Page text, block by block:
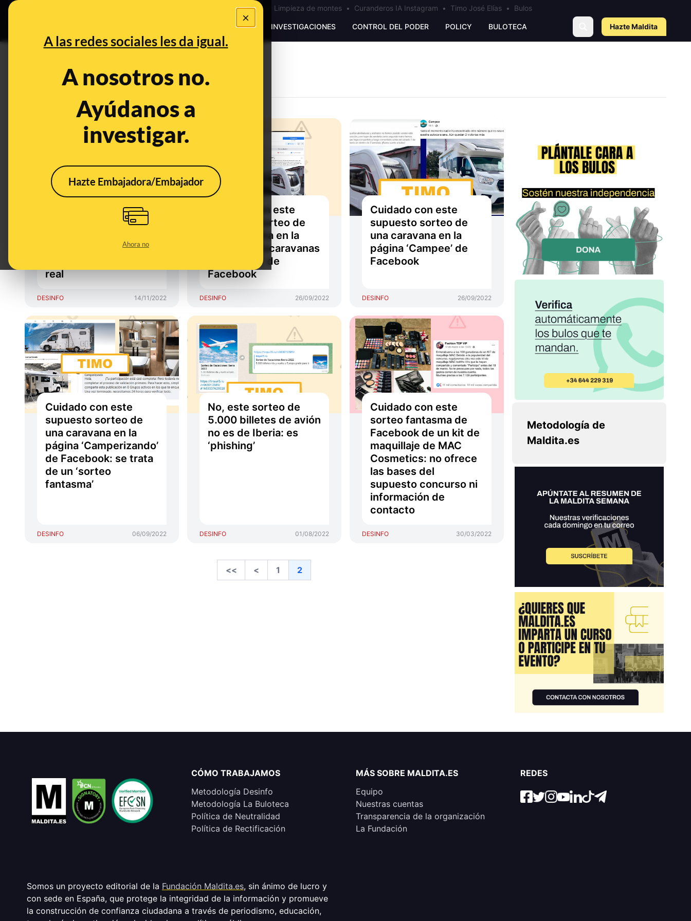
×
A las redes sociales les da igual.
A nosotros no.
Ayúdanos a
investigar.
Hazte Embajadora/Embajador
Ahora no
Bulos Ceuta • Limpieza de montes• Curanderos IA Instagram • Timo José Elías• Bulos
PREBUNKING INVESTIGACIONES CONTROL DEL PODER POLICY BULOTECA Hazte Maldita
No, esta promoción de
bolsas de regalo de
Facebook denominada
real
DESINFO 14/11/2022
Cuidado con este
supuesto sorteo de
una caravana en la
página ‘Autocaravanas
& Campers’ de
Facebook
DESINFO 26/09/2022
Cuidado con este
supuesto sorteo de
una caravana en la
página ‘Campee’ de
Facebook
DESINFO 26/09/2022
Cuidado con este
supuesto sorteo de
una caravana en la
página ‘Camperizando’
de Facebook: se trata
de un ‘sorteo
fantasma’
DESINFO 06/09/2022
No, este sorteo de
5.000 billetes de avión
no es de Iberia: es
‘phishing’
DESINFO 01/08/2022
Cuidado con este
sorteo fantasma de
Facebook de un kit de
maquillaje de MAC
Cosmetics: no ofrece
las bases del
supuesto concurso ni
información de
contacto
DESINFO 30/03/2022
<< < 1 2
Metodología de
Maldita.es
CÓMO TRABAJAMOS
Metodología Desinfo
Metodología La Buloteca
Política de Neutralidad
Política de Rectificación
MÁS SOBRE MALDITA.ES
Equipo
Nuestras cuentas
Transparencia de la organización
La Fundación
REDES
Somos un proyecto editorial de la Fundación Maldita.es, sin ánimo de lucro y
con sede en España, que protege la integridad de la información y promueve
la construcción de confianza ciudadana a través de periodismo, educación,